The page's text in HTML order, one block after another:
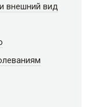
внешний вид